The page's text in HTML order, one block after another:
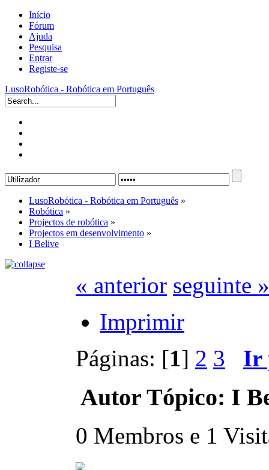
Início
Fórum
Ajuda
Pesquisa
Entrar
Registe-se
LusoRobótica - Robótica em Português
LusoRobótica - Robótica em Português »
Robótica »
Projectos de robótica »
Projectos em desenvolvimento »
I Belive
« anterior seguinte »
Imprimir
Páginas: [1] 2 3 Ir
Autor Tópico: I
0 Membros e 1